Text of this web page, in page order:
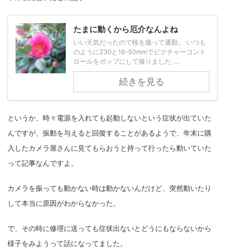
タグクラウド
Canon craft EM5II EOS Kiss X4 EOS R10
fujifilm game GR III hobby info iPad
iPhone K-1
M(Typ240) minolta MX nikki Nikon
OLYMPUS om-1 II OM-3 om-5 II
osmo osmo action3
psobb ricoh SIGMA
TAMRON TG-6 THETA VILTROX X-T2
X100F X half Xiaomi Pad 6
たまに動くから厄介なんよね
いい天気だったので桜を撮って通勤。 いつも
のようにZ30と16-50mmでピクチャーコント
ロールをポップにして撮りました ...
続きを見る
というか、時々電源を入れても起動しないという症状が出ていた
んですが、振動を与えると回復することがあるようで、年末に購
入したカメラ屋さんに見てもらおうと持って行ったら動いていた
って記事なんですよ。
カメラを振っても動かない時は動かないんだけど、突然動いたり
して本当に原因がわからなかった。
で、その時に修理に送っても症状出ないとどうにもならないから
様子をみようって話になってました。